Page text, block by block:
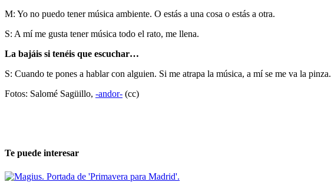
M: Yo no puedo tener música ambiente. O estás a una cosa o estás a otra.
S: A mí me gusta tener música todo el rato, me llena.
La bajáis si tenéis que escuchar…
S: Cuando te pones a hablar con alguien. Si me atrapa la música, a mí se me va la
Fotos: Salomé Sagüillo, -andor- (cc)
Te puede interesar